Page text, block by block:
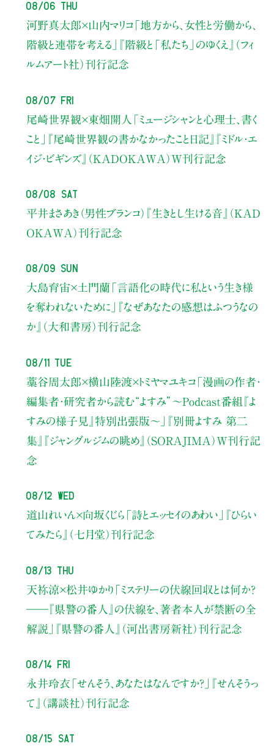
08/06 Thu
河野真太郎×山内マリコ「地方から、女性と労働から、
階級と連帯を考える」
『階級と「私たち」のゆくえ』（フィ
ルムアート社）刊行記念
08/07 Fri
尾崎世界観×東畑開人
「ミュージシャンと心理士、書く
こと」
『尾崎世界観の書かなかったこと日記』『ミドル・エ
イジ・ビギンズ』（KADOKAWA）W刊行記念
08/08 Sat
平井まさあき（男性ブランコ） 『生きとし生ける音』（KAD
OKAWA）刊行記念
08/09 Sun
大島育宙×土門蘭 「言語化の時代に私という生き様
を奪われないために」
『なぜあなたの感想はふつうなの
か』（大和書房）刊行記念
08/11 Tue
藁谷周太郎×横山陸渡×トミヤマユキコ「漫画の作者・
編集者・研究者から読む“よすみ” 〜Podcast番組『よ
すみの様子見』特別出張版〜」
『別冊よすみ 第二
集』『ジャングルジムの眺め』（SORAJIMA）W刊行記
念
08/12 Wed
道山れいん×向坂くじら 「詩とエッセイのあわい」
『ひらい
てみたら』（七月堂）刊行記念
08/13 Thu
天祢涼×松井ゆかり 「ミステリーの伏線回収とは何か？
――『県警の番人』の伏線を、著者本人が禁断の全
解説」
『県警の番人』（河出書房新社）刊行記念
08/14 Fri
永井玲衣 「せんそう、あなたはなんですか？」
『せんそうっ
て』（講談社）刊行記念
08/15 Sat